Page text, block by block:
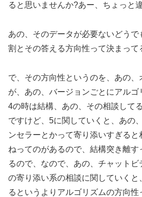
ると思いませんか?あー、ちょっと
あの、そのデータが必要ないどうで
割とその答える方向性って決まって
で、その方向性というのを、あの、
が、あの、バージョンごとにアルゴ
4の時は結構、あの、その相談して
ですけど、5に関していくと、あの
ンセラーとかって寄り添いすぎると
ねってのがあるので、結構突き離
るので、なので、あの、チャット
の寄り添い系の相談に関していくと
るというよりアルゴリズムの方向